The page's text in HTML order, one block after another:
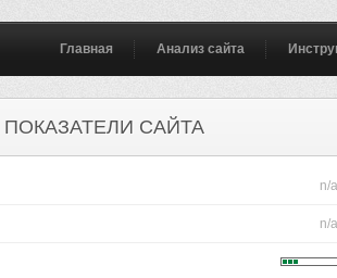
Главная Анализ сайта
САЙТА
n/a
n/a